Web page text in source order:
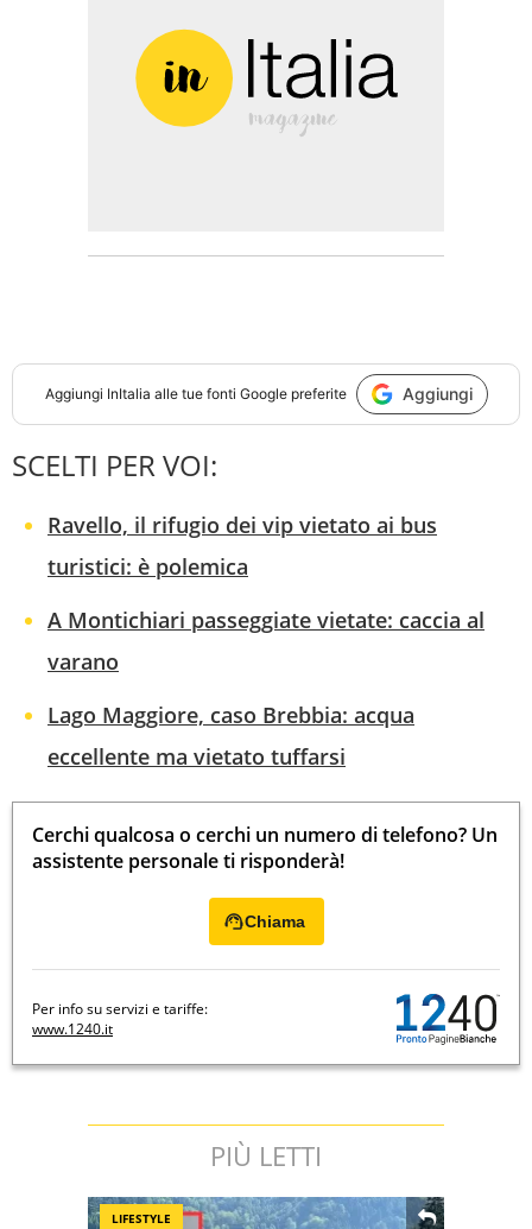
Aggiungi InItalia alle tue fonti Google preferite Aggiungi
SCELTI PER VOI:
Ravello, il rifugio dei vip vietato ai bus
turistici: è polemica
A Montichiari passeggiate vietate: caccia al
varano
Lago Maggiore, caso Brebbia: acqua
eccellente ma vietato tuffarsi
Cerchi qualcosa o cerchi un numero di telefono? Un
assistente personale ti risponderà!
Chiama
Per info su servizi e tariffe:
www.1240.it
PIÙ LETTI
LIFESTYLE